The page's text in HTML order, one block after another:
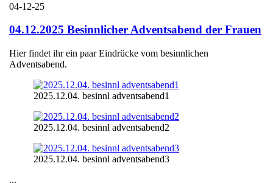
04-12-25
04.12.2025 Besinnlicher Adventsabend der Frauen
Hier findet ihr ein paar Eindrücke vom besinnlichen
Adventsabend.
2025.12.04. besinnl adventsabend1
2025.12.04. besinnl adventsabend2
2025.12.04. besinnl adventsabend3
...